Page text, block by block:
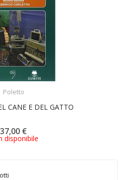
Poletto
CANE E DEL GATTO
37,00 €
disponibile